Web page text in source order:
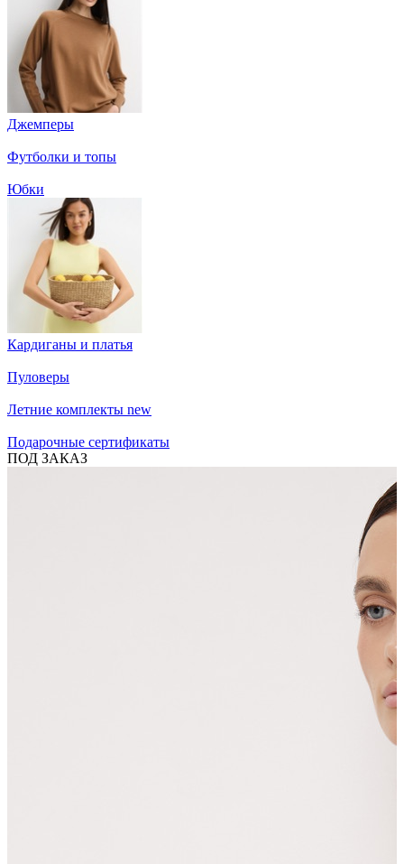
Джемперы
Футболки и топы
Юбки
Кардиганы и платья
Пуловеры
Летние комплекты new
Подарочные сертификаты
ПОД ЗАКАЗ